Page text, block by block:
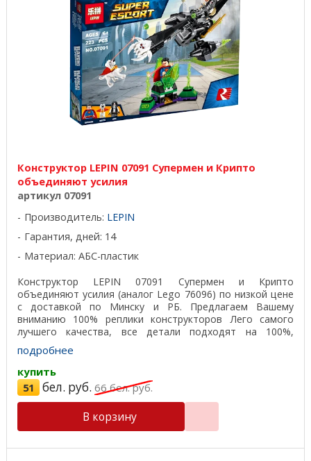
Конструктор LEPIN 07091 Супермен и Крипто
объединяют усилия
артикул 07091
Производитель: LEPIN
Гарантия, дней: 14
Материал: АБС-пластик
Конструктор LEPIN 07091 Супермен и Крипто
объединяют усилия (аналог Lego 76096) по низкой цене
с доставкой по Минску и РБ. Предлагаем Вашему
вниманию 100% реплики конструкторов Лего самого
лучшего качества, все детали подходят на 100%,
отличный ...
подробнее
купить
51 бел. руб. 66бел. руб.
В корзину